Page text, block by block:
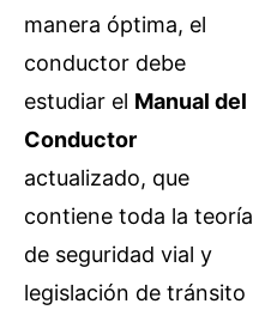
manera óptima, el
conductor debe
estudiar el Manual del
Conductor
actualizado, que
contiene toda la teoría
de seguridad vial y
legislación de tránsito